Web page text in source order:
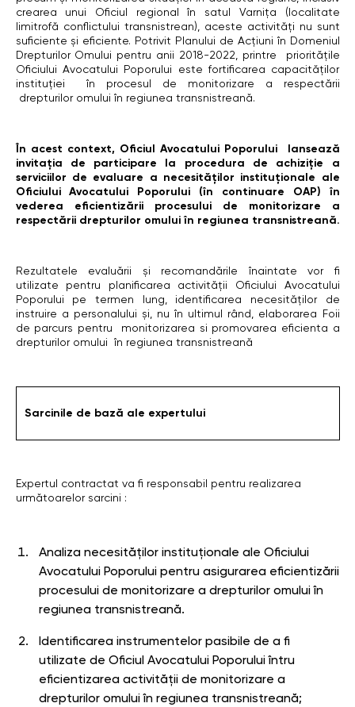
crearea unui Oficiul regional în satul Varnița (localitate
limitrofă conflictului transnistrean), aceste activități nu sunt
suficiente și eficiente. Potrivit Planului de Acțiuni în Domeniul
Drepturilor Omului pentru anii 2018-2022, printre prioritățile
Oficiului Avocatului Poporului este fortificarea capacităților
instituției în procesul de monitorizare a respectării
drepturilor omului în regiunea transnistreană.
În acest context, Oficiul Avocatului Poporului lansează
invitația de participare la procedura de achiziție a
serviciilor de evaluare a necesităților instituționale ale
Oficiului Avocatului Poporului (în continuare OAP) în
vederea eficientizării procesului de monitorizare a
respectării drepturilor omului în regiunea transnistreană.
Rezultatele evaluării și recomandările înaintate vor fi
utilizate pentru planificarea activității Oficiului Avocatului
Poporului pe termen lung, identificarea necesităților de
instruire a personalului și, nu în ultimul rând, elaborarea Foii
de parcurs pentru monitorizarea si promovarea eficienta a
drepturilor omului în regiunea transnistreană
Sarcinile de bază ale expertului
Expertul contractat va fi responsabil pentru realizarea
următoarelor sarcini :
Analiza necesităților instituționale ale Oficiului
Avocatului Poporului pentru asigurarea eficientizării
procesului de monitorizare a drepturilor omului în
regiunea transnistreană.
Identificarea instrumentelor pasibile de a fi
utilizate de Oficiul Avocatului Poporului întru
eficientizarea activității de monitorizare a
drepturilor omului în regiunea transnistreană;